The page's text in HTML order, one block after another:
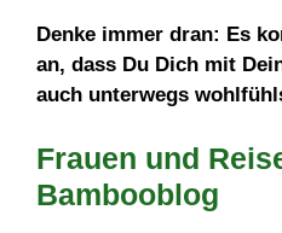
Denke immer dran: Es
an, dass Du Dich mit
auch unterwegs
Frauen und
Bambooblog